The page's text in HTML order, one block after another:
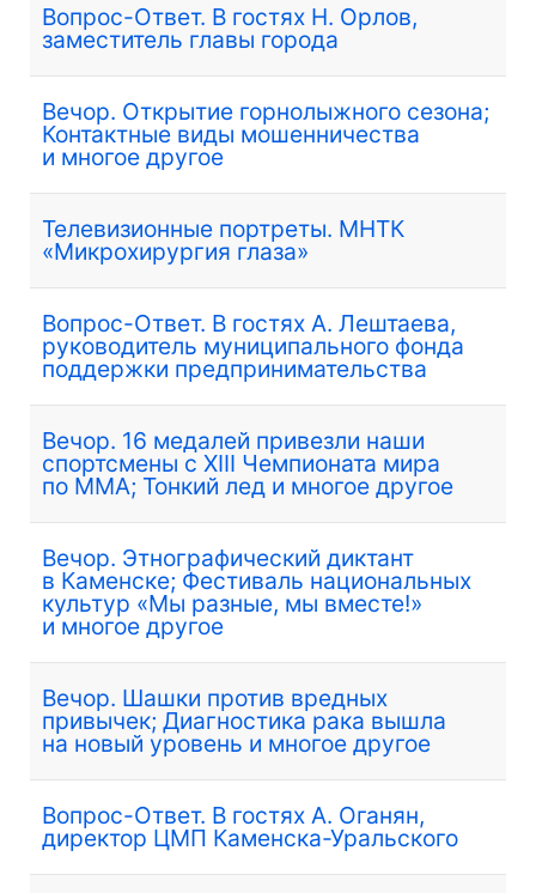
Вопрос-Ответ. В гостях Н. Орлов,
заместитель главы города
Вечор. Открытие горнолыжного сезона;
Контактные виды мошенничества
и многое другое
Телевизионные портреты. МНТК
«Микрохирургия глаза»
Вопрос-Ответ. В гостях А. Лештаева,
руководитель муниципального фонда
поддержки предпринимательства
Вечор. 16 медалей привезли наши
спортсмены с XIII Чемпионата мира
по ММА; Тонкий лед и многое другое
Вечор. Этнографический диктант
в Каменске; Фестиваль национальных
культур «Мы разные, мы вместе!»
и многое другое
Вечор. Шашки против вредных
привычек; Диагностика рака вышла
на новый уровень и многое другое
Вопрос-Ответ. В гостях А. Оганян,
директор ЦМП Каменска-Уральского